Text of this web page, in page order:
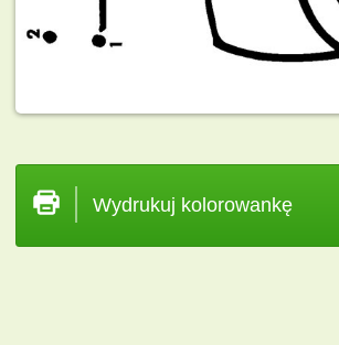
Wydrukuj kolorowankę